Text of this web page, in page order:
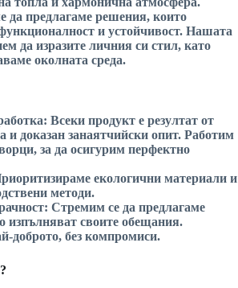
да предлагаме решения, които
и устойчивост. Нашата
да изразите личния си стил, като
околната среда.
Всеки продукт е резултат от
и доказан занаятчийски опит. Работим
за да осигурим перфектно
екологични материали и
методи.
Стремим се да предлагаме
изпълняват своите обещания.
доброто, без компромиси.